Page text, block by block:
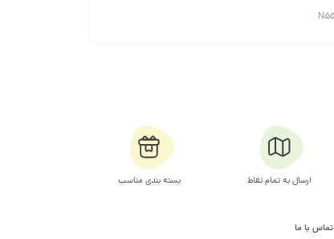
ارسال به تمام نقاط بسته بندی مناسب
تماس با ما